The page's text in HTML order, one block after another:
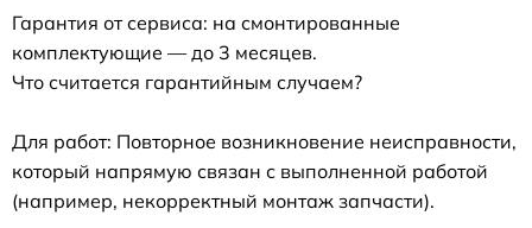
Гарантия от сервиса: на смонтированные
комплектующие — до 3 месяцев.
Что считается гарантийным случаем?
Для работ: Повторное возникновение неисправности,
который напрямую связан с выполненной работой
(например, некорректный монтаж запчасти).